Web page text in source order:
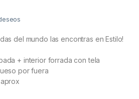
del mundo las encontras en Estilo!
+ interior forrada con tela
por fuera